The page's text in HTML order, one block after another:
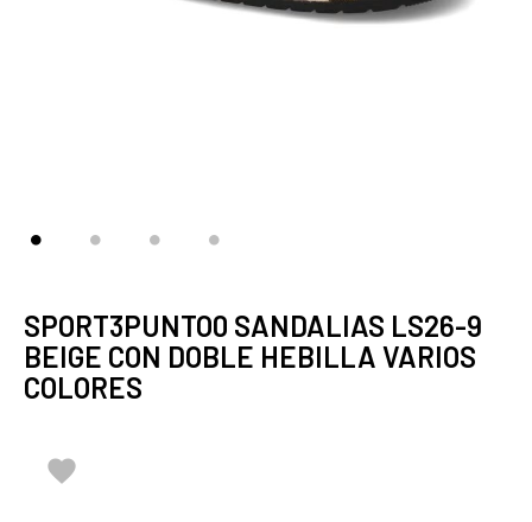
SPORT3PUNTO0 SANDALIAS LS26-9
BEIGE CON DOBLE HEBILLA VARIOS
COLORES
